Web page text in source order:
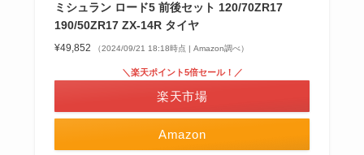
ミシュラン ロード5 前後セット 120/70ZR17
190/50ZR17 ZX-14R タイヤ
¥49,852 （2024/09/21 18:18時点 | Amazon調べ）
Amazon
＼楽天ポイント5倍セール！／
楽天市場